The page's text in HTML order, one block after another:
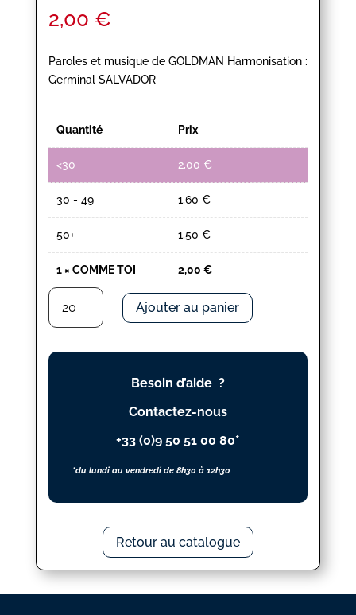
2,00 €
Paroles et musique de GOLDMAN Harmonisation :
Germinal SALVADOR
Quantité Prix
<30 2,00 €
30 - 49 1,60 €
50+ 1,50 €
1× COMME TOI 2,00 €
quantité
COMME
TOI
Ajouter au panier
Besoin d’aide ?
Contactez-nous
+33 (0)9 50 51 00 80*
*du lundi au vendredi de 8h30 à 12h30
Retour au catalogue